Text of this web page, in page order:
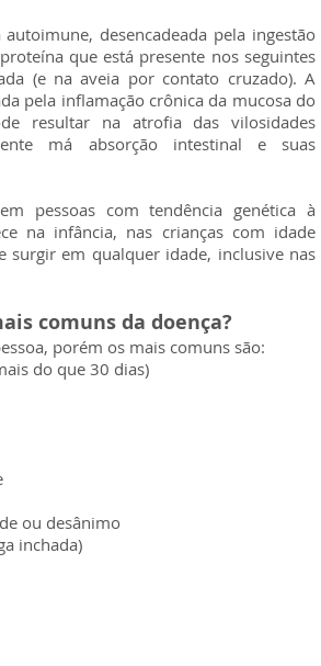
desencadeada pela ingestão
que está presente nos seguintes
(e na aveia por contato cruzado). A
pela inflamação crônica da mucosa do
resultar na atrofia das vilosidades
má absorção intestinal e suas
pessoas com tendência genética à
na infância, nas crianças com idade
surgir em qualquer idade, inclusive nas
comuns da doença?
porém os mais comuns são:
do que 30 dias)
ou desânimo
inchada)